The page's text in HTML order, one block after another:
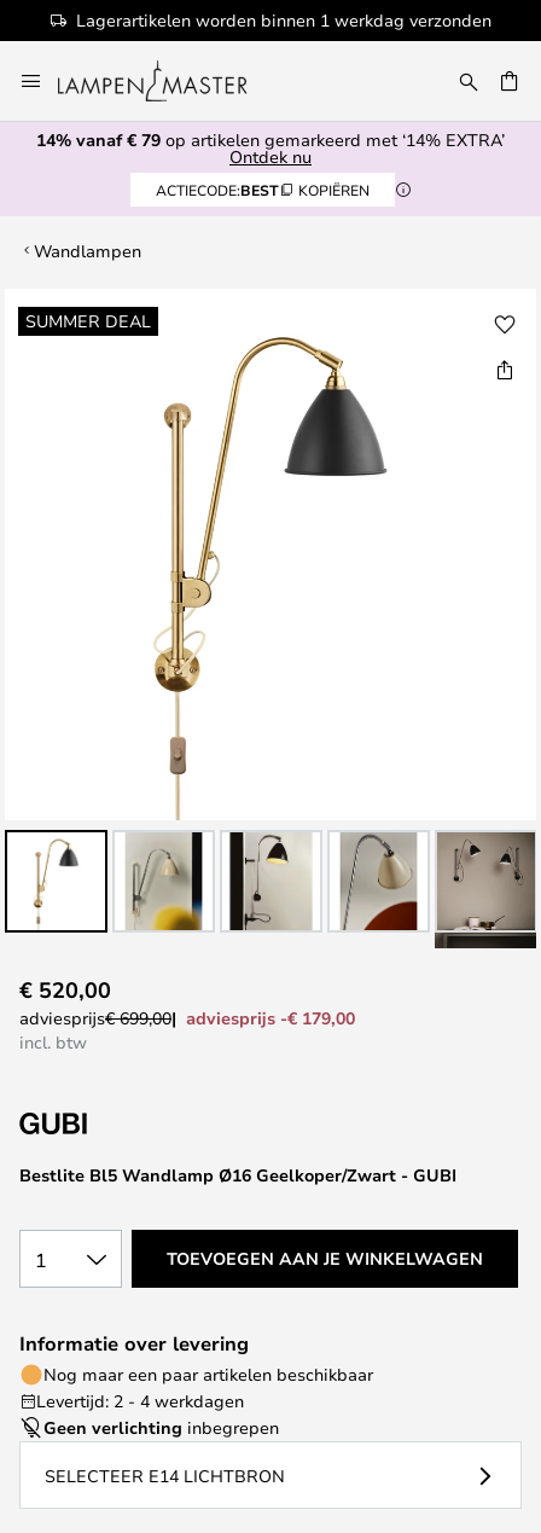
Lagerartikelen worden binnen 1 werkdag verzonden
naar
de
inhoud
14% vanaf € 79 op artikelen gemarkeerd met ‘14% EXTRA’
Ontdek nu
ACTIECODE:BEST KOPIËREN
Wandlampen
SUMMER DEAL
Ga
naar
naar
het
de
gallerij
Bestlite Bl5 Wandlamp Ø16 Geelkoper/Zwart - GUBI
€ 520,00
adviesprijs€ 699,00
adviesprijs -€ 179,00
incl. btw
1 TOEVOEGEN AAN JE WINKELWAGEN
Informatie over levering
Nog maar een paar artikelen beschikbaar
Levertijd: 2 - 4 werkdagen
Geen verlichting inbegrepen
SELECTEER E14 LICHTBRON